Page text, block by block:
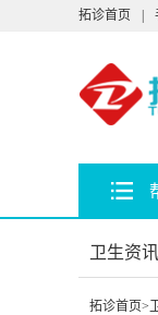
拓诊首页
卫生资讯
拓诊首页>